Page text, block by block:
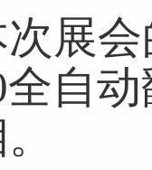
会
全自